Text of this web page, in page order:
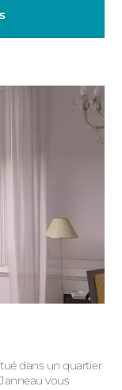
dans un quartier
vous